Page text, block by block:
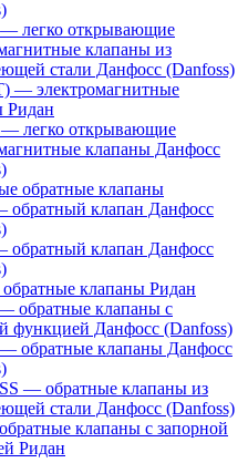
легко открывающие
клапаны из
стали Данфосс (Danfoss)
— электромагнитные
Ридан
легко открывающие
клапаны Данфосс
обратные клапаны
обратный клапан Данфосс
обратный клапан Данфосс
клапаны Ридан
обратные клапаны с
функцией Данфосс (Danfoss)
обратные клапаны Данфосс
— обратные клапаны из
стали Данфосс (Danfoss)
клапаны с запорной
Ридан